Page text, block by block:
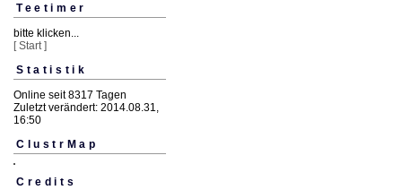
Teetimer
bitte klicken...
[ Start ]
Statistik
Online seit 8317 Tagen
Zuletzt verändert: 2014.08.31,
16:50
ClustrMap
Credits